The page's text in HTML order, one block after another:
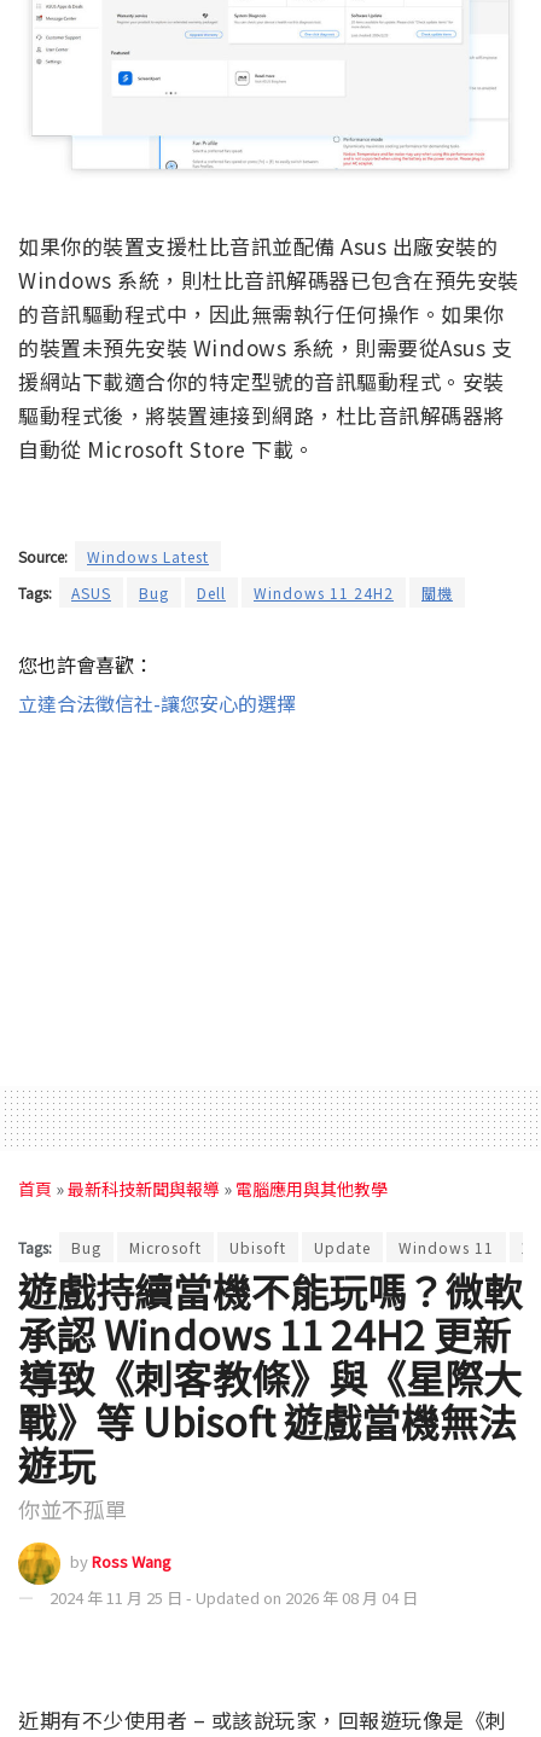
如果你的裝置支援杜比音訊並配備 Asus 出廠安裝的
Windows 系統，則杜比音訊解碼器已包含在預先安裝
的音訊驅動程式中，因此無需執行任何操作。如果你
的裝置未預先安裝 Windows 系統，則需要從Asus 支
援網站下載適合你的特定型號的音訊驅動程式。安裝
驅動程式後，將裝置連接到網路，杜比音訊解碼器將
自動從 Microsoft Store 下載。
Source:
Windows Latest
Tags:
ASUS Bug Dell Windows 11 24H2 關機
您也許會喜歡：
立達合法徵信社-讓您安心的選擇
首頁 »最新科技新聞與報導 » 電腦應用與其他教學
Tags: Bug Microsoft Ubisoft Update Windows 11 刺
遊戲持續當機不能玩嗎？微軟
承認 Windows 11 24H2 更新
導致《刺客教條》與《星際大
戰》等 Ubisoft 遊戲當機無法
遊玩
你並不孤單
byRoss Wang
2024 年 11 月 25 日 - Updated on 2026 年 08 月 04 日
近期有不少使用者 – 或該說玩家，回報遊玩像是《刺